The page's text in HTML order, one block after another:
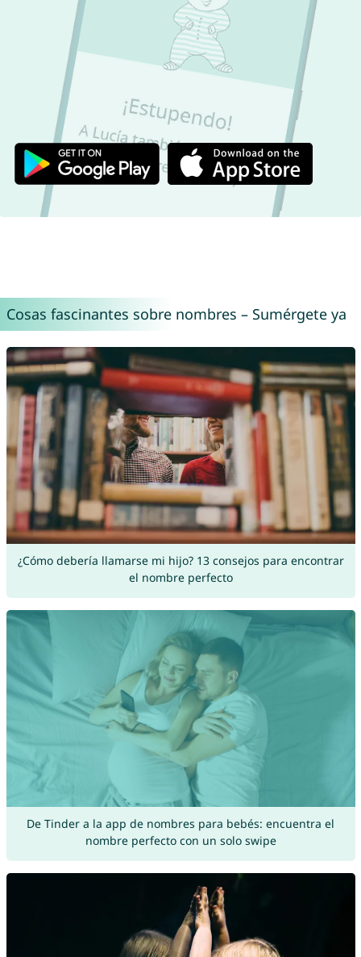
Cosas fascinantes sobre nombres – Sumérgete ya
¿Cómo debería llamarse mi hijo? 13 consejos para encontrar
el nombre perfecto
De Tinder a la app de nombres para bebés: encuentra el
nombre perfecto con un solo swipe